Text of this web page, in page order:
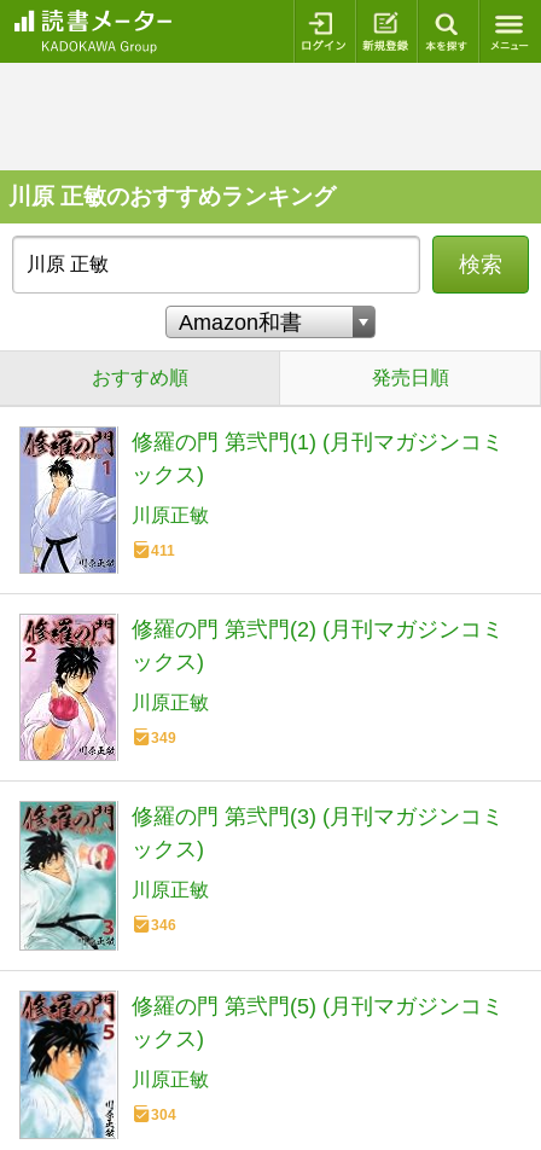
ログイン 新規登録
川原 正敏のおすすめランキング
検索
おすすめ順 発売日順
修羅の門 第弐門(1) (月刊マガジンコミ
ックス)
川原正敏
411
修羅の門 第弐門(2) (月刊マガジンコミ
ックス)
川原正敏
349
修羅の門 第弐門(3) (月刊マガジンコミ
ックス)
川原正敏
346
修羅の門 第弐門(5) (月刊マガジンコミ
ックス)
川原正敏
304